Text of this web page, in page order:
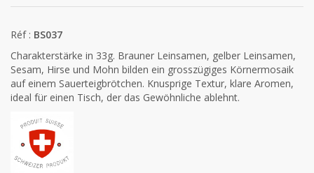
Réf : BS037
Charakterstärke in 33g. Brauner Leinsamen, gelber Leinsamen,
Sesam, Hirse und Mohn bilden ein grosszügiges Körnermosaik
auf einem Sauerteigbrötchen. Knusprige Textur, klare Aromen,
ideal für einen Tisch, der das Gewöhnliche ablehnt.